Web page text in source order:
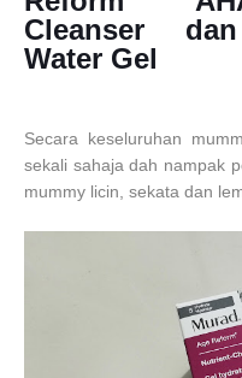
Cleanser
Water Gel
Secara keseluruhan
sekali sahaja dah nampak
mummy licin, sekata dan